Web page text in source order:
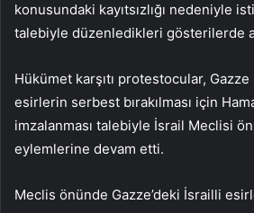
konusundaki kayıtsızlığı nedeniyle
talebiyle düzenledikleri gösterilerde
Hükümet karşıtı protestocular,
esirlerin serbest bırakılması için
imzalanması talebiyle İsrail Meclisi
eylemlerine devam etti.
Meclis önünde Gazze’deki İsrailli